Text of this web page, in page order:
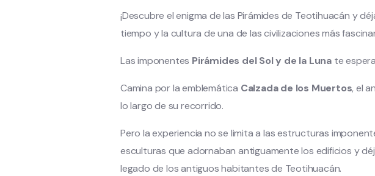
¡Descubre el enigma de las Pirámides de Teotihuacán y
tiempo y la cultura de una de las civilizaciones más
Las imponentes Pirámides del Sol y de la Luna te
Camina por la emblemática Calzada de los Muertos, el
lo largo de su recorrido.
Pero la experiencia no se limita a las estructuras
esculturas que adornaban antiguamente los edificios y
legado de los antiguos habitantes de Teotihuacán.